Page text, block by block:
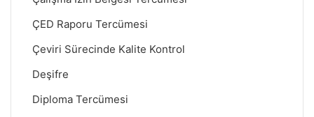
ÇED Raporu Tercümesi
Çeviri Sürecinde Kalite Kontrol
Deşifre
Diploma Tercümesi